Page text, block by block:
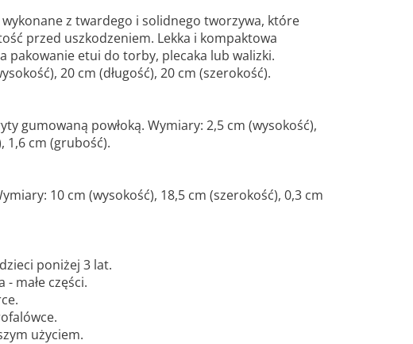
wykonane z twardego i solidnego tworzywa, które
przed uszkodzeniem. Lekka i kompaktowa
pakowanie etui do torby, plecaka lub walizki.
20 cm (długość), 20 cm (szerokość).
gumowaną powłoką. Wymiary: 2,5 cm (wysokość),
1,6 cm (grubość).
10 cm (wysokość), 18,5 cm (szerokość), 0,3 cm
poniżej 3 lat.
- małe części.
użyciem.